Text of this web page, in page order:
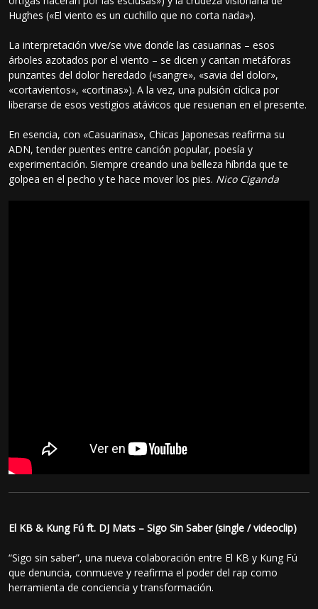
Hughes («El viento es un cuchillo que no corta nada»).
La interpretación vive/se vive donde las casuarinas – esos
árboles azotados por el viento – se dicen y cantan metáforas
punzantes del dolor heredado («sangre», «savia del dolor»,
«cortavientos», «cortinas»). A la vez, una pulsión cíclica por
liberarse de esos vestigios atávicos que resuenan en el presente.
En esencia, con «Casuarinas», Chicas Japonesas reafirma su
ADN, tender puentes entre canción popular, poesía y
experimentación. Siempre creando una belleza híbrida que te
golpea en el pecho y te hace mover los pies. Nico Ciganda
El KB & Kung Fú ft. DJ Mats – Sigo Sin Saber (single / videoclip)
“Sigo sin saber”, una nueva colaboración entre El KB y Kung Fú
que denuncia, conmueve y reafirma el poder del rap como
herramienta de conciencia y transformación.